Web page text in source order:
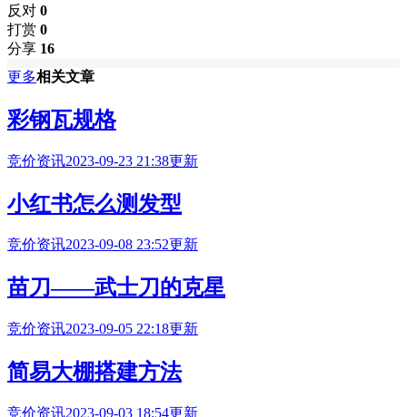
反对 0
打赏 0
分享 16
更多相关文章
彩钢瓦规格
竞价资讯2023-09-23 21:38更新
小红书怎么测发型
竞价资讯2023-09-08 23:52更新
苗刀——武士刀的克星
竞价资讯2023-09-05 22:18更新
简易大棚搭建方法
竞价资讯2023-09-03 18:54更新